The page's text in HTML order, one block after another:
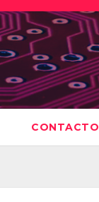
CONTACTO